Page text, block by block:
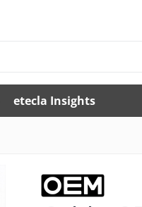
etecla Insights